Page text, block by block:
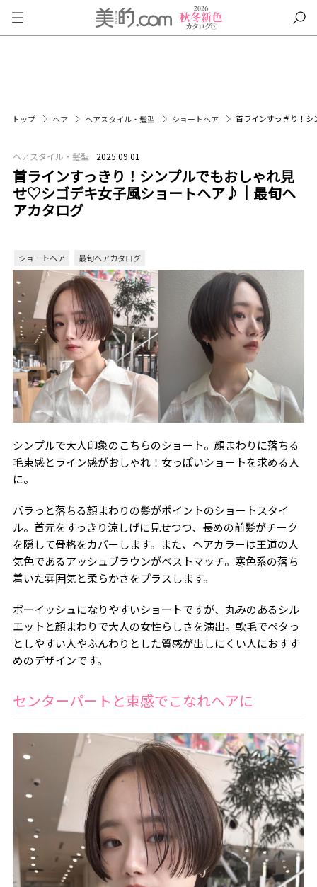
トップ ヘア ヘアスタイル・髪型 ショートヘア 首ラインすっきり！
ヘアスタイル・髪型 2025.09.01
首ラインすっきり！シンプルでもおしゃれ見
せ♡シゴデキ女子風ショートヘア♪｜最旬ヘ
アカタログ
ショートヘア 最旬ヘアカタログ
シンプルで大人印象のこちらのショート。顔まわりに落ちる
毛束感とライン感がおしゃれ！女っぽいショートを求める人
に。
パラっと落ちる顔まわりの髪がポイントのショートスタイ
ル。首元をすっきり涼しげに見せつつ、長めの前髪がチーク
を隠して骨格をカバーします。また、ヘアカラーは王道の人
気色であるアッシュブラウンがベストマッチ。寒色系の落ち
着いた雰囲気と柔らかさをプラスします。
ボーイッシュになりやすいショートですが、丸みのあるシル
エットと顔まわりで大人の女性らしさを演出。軟毛でペタっ
としやすい人やふんわりとした質感が出しにくい人におすす
めのデザインです。
センターパートと束感でこなれヘアに